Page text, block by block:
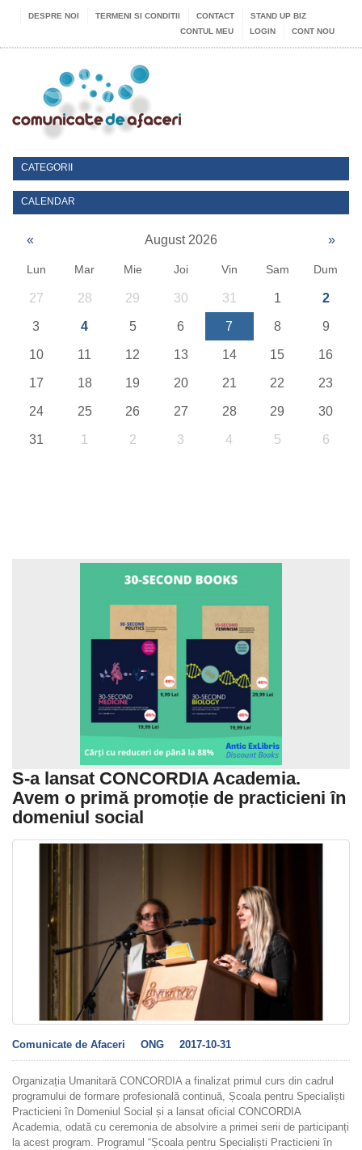
DESPRE NOI TERMENI SI CONDITII CONTACT
STAND UP BIZ
CONTUL MEU
LOGIN CONT NOU
CATEGORII
CALENDAR
« August 2026 »
Lun Mar Mie Joi Vin Sam Dum
27 28 29 30 31 1 2
3 4 5 6 7 8 9
10 11 12 13 14 15 16
17 18 19 20 21 22 23
24 25 26 27 28 29 30
31 1 2 3 4 5 6
S-a lansat CONCORDIA Academia.
Avem o primă promoție de practicieni în
domeniul social
Comunicate de Afaceri ONG 2017-10-31
Organizația Umanitară CONCORDIA a finalizat primul curs din cadrul
programului de formare profesională continuă, Școala pentru Specialiști
Practicieni în Domeniul Social și a lansat oficial CONCORDIA
Academia, odată cu ceremonia de absolvire a primei serii de participanți
la acest program. Programul “Școala pentru Specialiști Practicieni în